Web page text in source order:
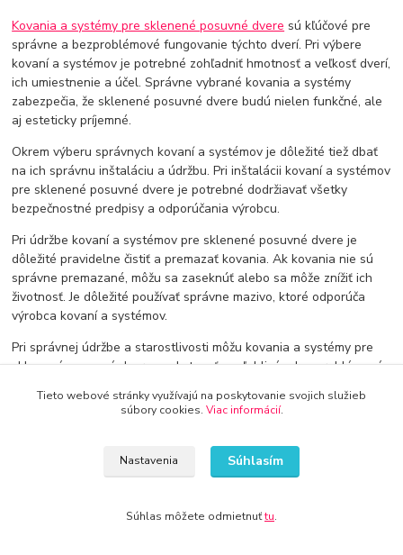
Kovania a systémy pre sklenené posuvné dvere sú kľúčové pre
správne a bezproblémové fungovanie týchto dverí. Pri výbere
kovaní a systémov je potrebné zohľadniť hmotnosť a veľkosť dverí,
ich umiestnenie a účel. Správne vybrané kovania a systémy
zabezpečia, že sklenené posuvné dvere budú nielen funkčné, ale
aj esteticky príjemné.
Okrem výberu správnych kovaní a systémov je dôležité tiež dbať
na ich správnu inštaláciu a údržbu. Pri inštalácii kovaní a systémov
pre sklenené posuvné dvere je potrebné dodržiavať všetky
bezpečnostné predpisy a odporúčania výrobcu.
Pri údržbe kovaní a systémov pre sklenené posuvné dvere je
dôležité pravidelne čistiť a premazať kovania. Ak kovania nie sú
správne premazané, môžu sa zaseknúť alebo sa môže znížiť ich
životnosť. Je dôležité používať správne mazivo, ktoré odporúča
výrobca kovaní a systémov.
Pri správnej údržbe a starostlivosti môžu kovania a systémy pre
sklenené posuvné dvere poskytovať spoľahlivé a bezproblémové
Výhody sklenených posuvných dverí
Sklenené posuvné dvere majú mnoho výhod oproti klasickým
dverám. Ich hlavnou výhodou je estetický vzhľad. Sklenené dvere
Tieto webové stránky využívajú na poskytovanie svojich služieb
súbory cookies. Viac informácií.
Nastavenia Súhlasím
Súhlas môžete odmietnuťtu.